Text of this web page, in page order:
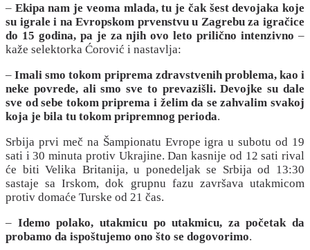
– Ekipa nam je veoma mlada, tu je čak šest devojaka koje
su igrale i na Evropskom prvenstvu u Zagrebu za igračice
do 15 godina, pa je za njih ovo leto prilično intenzivno –
kaže selektorka Ćorović i nastavlja:
–Imali smo tokom priprema zdravstvenih problema, kao i
neke povrede, ali smo sve to prevazišli. Devojke su dale
sve od sebe tokom priprema i želim da se zahvalim svakoj
koja je bila tu tokom pripremnog perioda.
Srbija prvi meč na Šampionatu Evrope igra u subotu od 19
sati i 30 minuta protiv Ukrajine. Dan kasnije od 12 sati rival
će biti Velika Britanija, u ponedeljak se Srbija od 13:30
sastaje sa Irskom, dok grupnu fazu završava utakmicom
protiv domaće Turske od 21 čas.
– Idemo polako, utakmicu po utakmicu, za početak da
probamo da ispoštujemo ono što se dogovorimo.